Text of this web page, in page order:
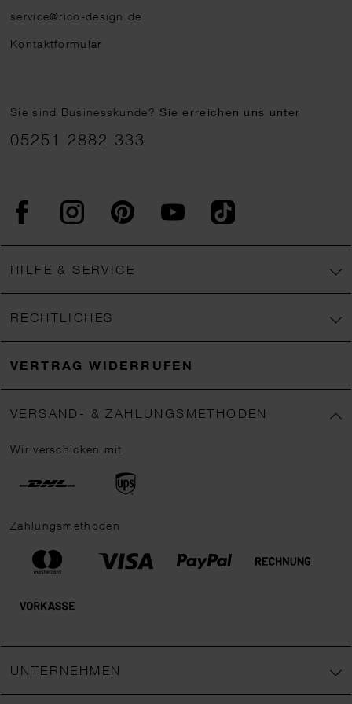
service@rico-design.de
Kontaktformular
Sie sind Businesskunde?Sie erreichen uns unter
05251 2882 333
FacebookInstagram PinterestYouTubeTikTok
HILFE & SERVICE
RECHTLICHES
VERTRAG WIDERRUFEN
VERSAND- & ZAHLUNGSMETHODEN
Wir verschicken mit
Zahlungsmethoden
UNTERNEHMEN